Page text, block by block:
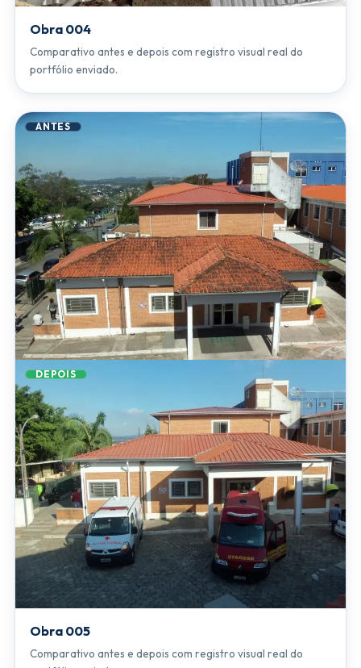
Obra 004
Comparativo antes e depois com registro visual real do
portfólio enviado.
ANTES
DEPOIS
Obra 005
Comparativo antes e depois com registro visual real do